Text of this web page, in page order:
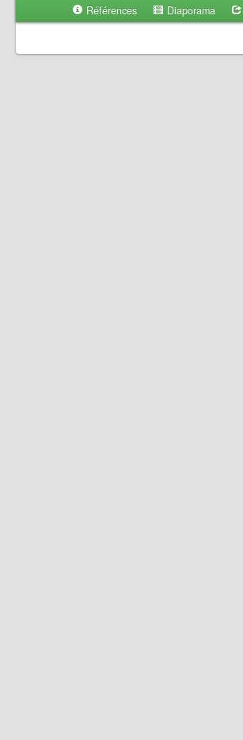
Références
Diaporama